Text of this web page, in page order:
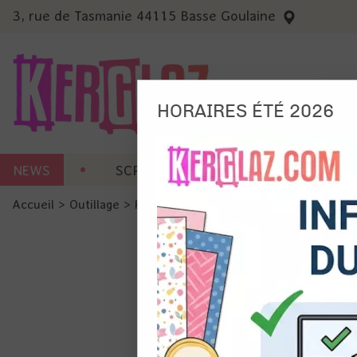
3, rue de Tasmanie 44115 Basse Goulaine
NEWS SCRAP CARTERIE MACHINES
Accueil > Outillage > Petit outillage Mixed media brush -
Ils
et du
précises
Si vous
de la
HORAIRES ÉTÉ 2026